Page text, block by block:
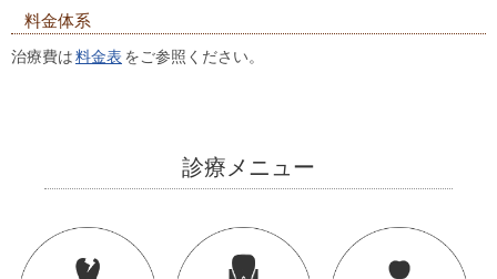
料金体系
治療費は料金表 をご参照ください。
診療メニュー